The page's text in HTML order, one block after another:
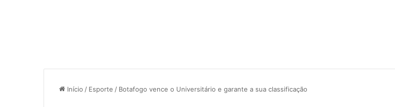
Início / Esporte / Botafogo vence o Universitário e garante a sua classificação